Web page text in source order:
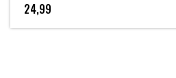
24,99